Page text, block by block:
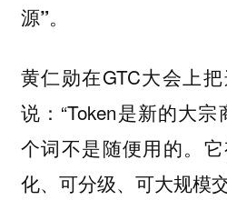
源”。
黄仁勋在GTC大会上
说：“Token是新的大
个词不是随便用的。
化、可分级、可大规模交